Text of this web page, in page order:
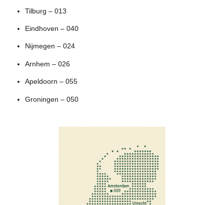
Tilburg – 013
Eindhoven – 040
Nijmegen – 024
Arnhem – 026
Apeldoorn – 055
Groningen – 050